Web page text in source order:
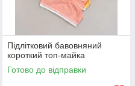
Підлітковий бавовняний
короткий топ-майка
Готово до відправки